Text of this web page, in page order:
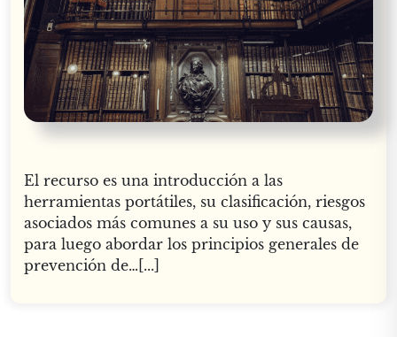
El recurso es una introducción a las
herramientas portátiles, su clasificación, riesgos
asociados más comunes a su uso y sus causas,
para luego abordar los principios generales de
prevención de…[...]